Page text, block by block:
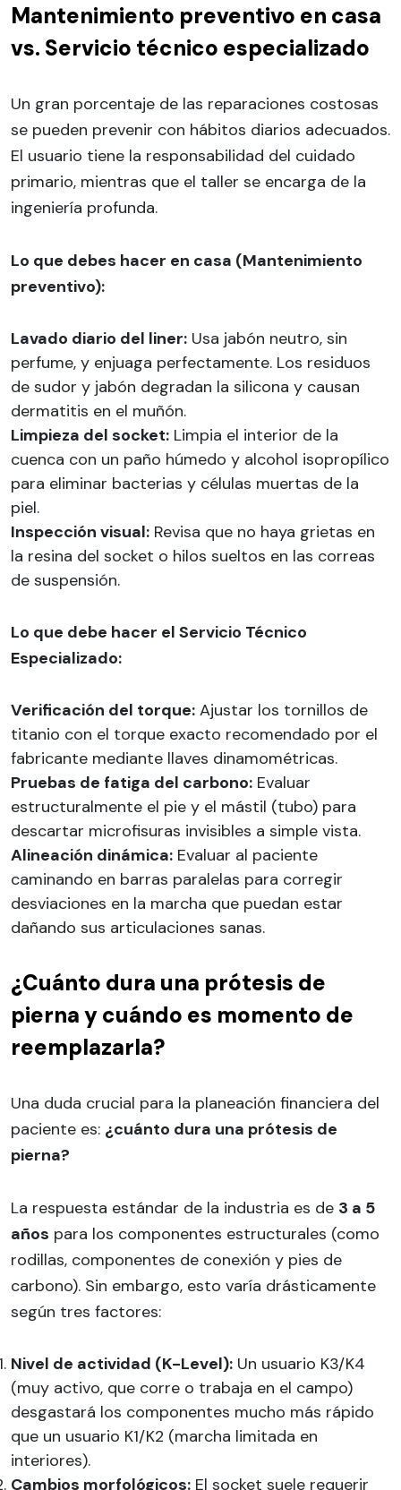
Mantenimiento preventivo en casa
vs. Servicio técnico especializado
Un gran porcentaje de las reparaciones costosas
se pueden prevenir con hábitos diarios adecuados.
El usuario tiene la responsabilidad del cuidado
primario, mientras que el taller se encarga de la
ingeniería profunda.
Lo que debes hacer en casa (Mantenimiento
preventivo):
Lavado diario del liner: Usa jabón neutro, sin
perfume, y enjuaga perfectamente. Los residuos
de sudor y jabón degradan la silicona y causan
dermatitis en el muñón.
Limpieza del socket: Limpia el interior de la
cuenca con un paño húmedo y alcohol isopropílico
para eliminar bacterias y células muertas de la
piel.
Inspección visual: Revisa que no haya grietas en
la resina del socket o hilos sueltos en las correas
de suspensión.
Lo que debe hacer el Servicio Técnico
Especializado:
Verificación del torque: Ajustar los tornillos de
titanio con el torque exacto recomendado por el
fabricante mediante llaves dinamométricas.
Pruebas de fatiga del carbono: Evaluar
estructuralmente el pie y el mástil (tubo) para
descartar microfisuras invisibles a simple vista.
Alineación dinámica: Evaluar al paciente
caminando en barras paralelas para corregir
desviaciones en la marcha que puedan estar
dañando sus articulaciones sanas.
¿Cuánto dura una prótesis de
pierna y cuándo es momento de
reemplazarla?
Una duda crucial para la planeación financiera del
paciente es: ¿cuánto dura una prótesis de
pierna?
La respuesta estándar de la industria es de 3 a 5
años para los componentes estructurales (como
rodillas, componentes de conexión y pies de
carbono). Sin embargo, esto varía drásticamente
según tres factores:
Nivel de actividad (K-Level): Un usuario K3/K4
(muy activo, que corre o trabaja en el campo)
desgastará los componentes mucho más rápido
que un usuario K1/K2 (marcha limitada en
interiores).
Cambios morfológicos: El socket suele requerir